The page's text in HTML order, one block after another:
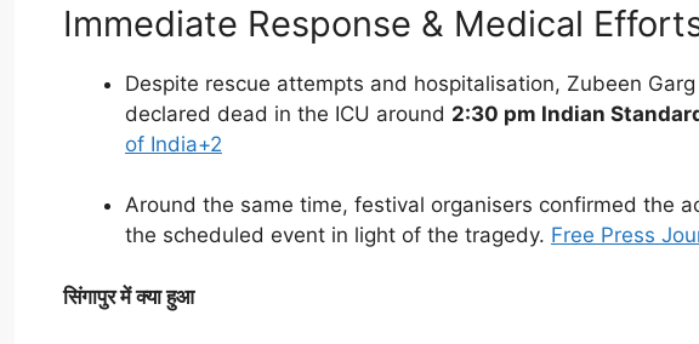
Immediate Response & Medical
Despite rescue attempts and hospitalisation, Zubeen
declared dead in the ICU around 2:30 pm Indian
of India+2
Around the same time, festival organisers confirmed the
the scheduled event in light of the tragedy. Free Press
सिंगापुर में क्या हुआ